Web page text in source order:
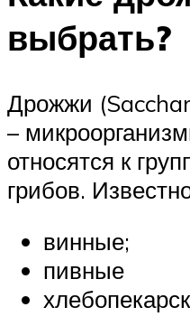
выбрать?
Дрожжи
–
относятся к
грибов.
винные;
пивные